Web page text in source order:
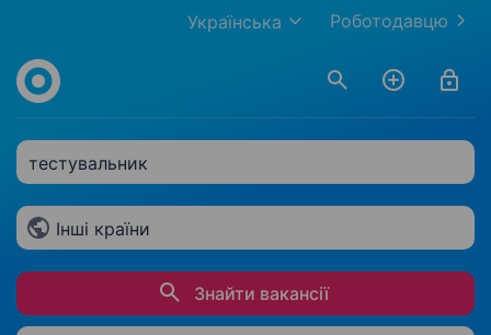
Роботодавцю
Українська
тестувальник
Інші країни
Знайти вакансії